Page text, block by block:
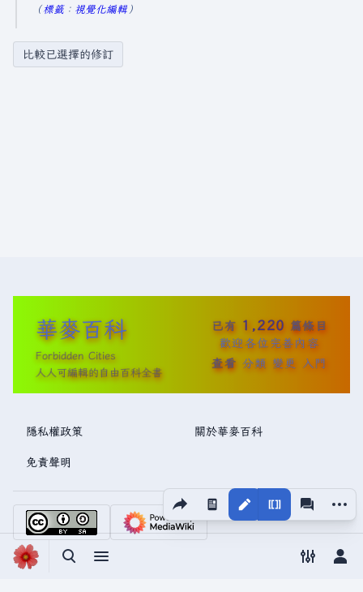
切換搜尋切換選單 切換偏好
切
分享此頁面
視圖 更多
標籤： 視覺化編輯
華麥百科
Forbidden Cities
人人可編輯的自由百科全書
已有 1,220 篇條目
歡迎各位完善內容
查看 分類 變更 入門
隱私權政策 關於華麥百科
免責聲明